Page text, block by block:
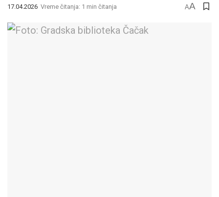
17.04.2026 Vreme čitanja: 1 min čitanja AA